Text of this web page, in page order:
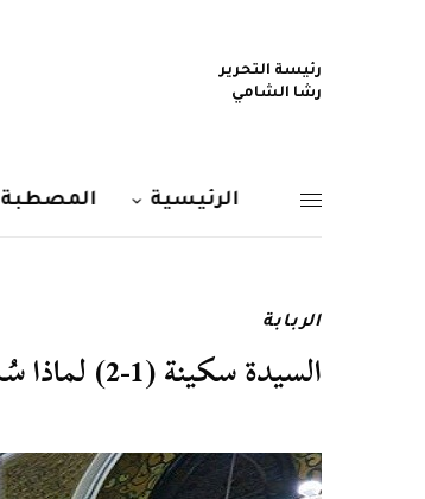
رئيسة التحرير
رشا الشامي
الرئيسية المصطبة
الربابة
السيدة سكينة (1-2) لماذا سُمِّيت آمنة وما تأثير كربلاء على نفسها ؟